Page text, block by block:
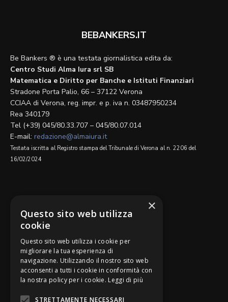
BEBANKERS.IT
Be Bankers ® è una testata giornalistica edita da:
Centro Studi Alma Iura srl SB
Matematica e Diritto per Banche e Istituti Finanziari
Stradone Porta Palio, 66 – 37122 Verona
CCIAA di Verona, reg. impr. e p. iva n. 03487950234
Rea 340179
Tel (+39) 045/80.33.707 – 045/80.07.014
E-mail: redazione@almaiura.it
Testata iscritta al Registro stampa del Tribunale di Verona al n. 2206 del
16/02/2024
Be Bankers è ideato da
×
Questo sito web utilizza
cookie
Questo sito web utilizza i cookie per
migliorare la tua esperienza di
navigazione. Utilizzando il nostro sito web
acconsenti a tutti i cookie in conformità con
la nostra policy per i cookie. Leggi di più
STRETTAMENTE NECESSARI